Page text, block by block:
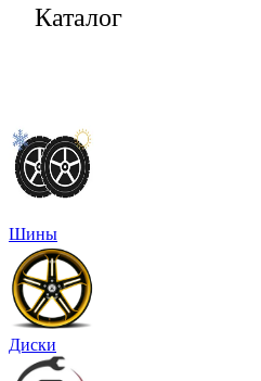
Каталог
Шины
Диски